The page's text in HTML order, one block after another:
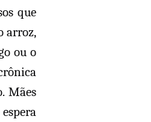
que
arroz,
ou o
Mães